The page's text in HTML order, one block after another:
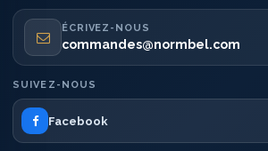
ÉCRIVEZ-NOUS
commandes@normbel.com
SUIVEZ-NOUS
Facebook